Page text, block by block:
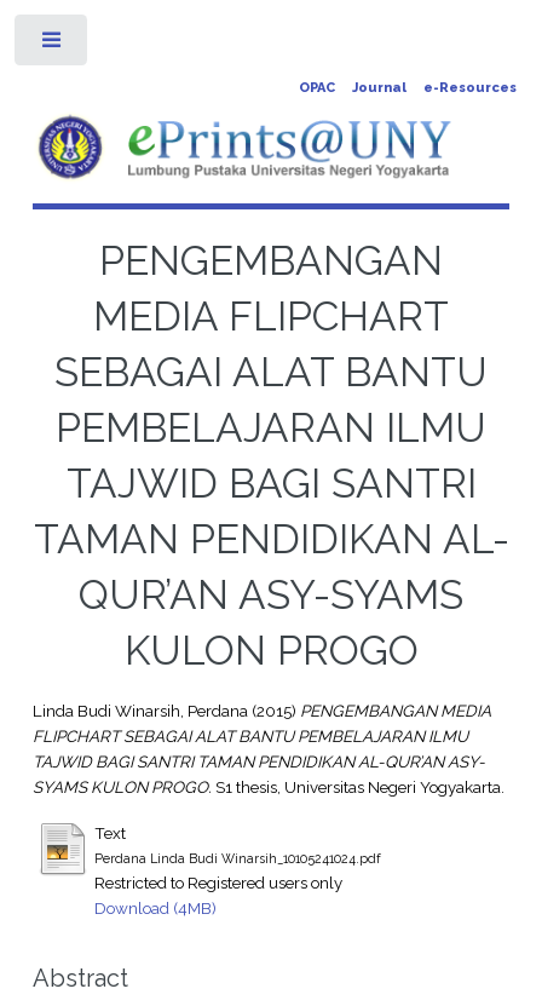
OPAC Journal e-Resources
PENGEMBANGAN
MEDIA FLIPCHART
SEBAGAI ALAT BANTU
PEMBELAJARAN ILMU
TAJWID BAGI SANTRI
TAMAN PENDIDIKAN AL-
QUR’AN ASY-SYAMS
KULON PROGO
Linda Budi Winarsih, Perdana(2015) PENGEMBANGAN MEDIA
FLIPCHART SEBAGAI ALAT BANTU PEMBELAJARAN ILMU
TAJWID BAGI SANTRI TAMAN PENDIDIKAN AL-QUR’AN ASY-
SYAMS KULON PROGO. S1 thesis, Universitas Negeri Yogyakarta.
Text
Perdana Linda Budi Winarsih_10105241024.pdf
Restricted to Registered users only
Download (4MB)
Abstract